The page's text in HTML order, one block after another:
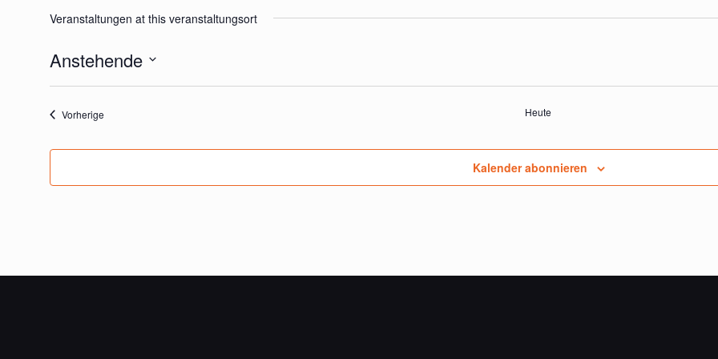
Veranstaltungen at this veranstaltungsort
Anstehende
VorherigeVeranstaltungen Heute
Kalender abonnieren